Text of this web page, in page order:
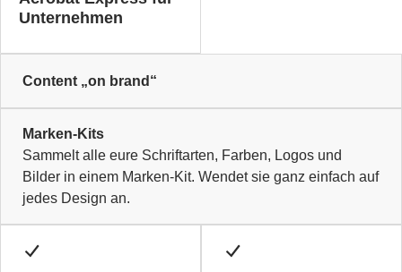
Unternehmen
Content „on brand“
Marken-Kits
Sammelt alle eure Schriftarten, Farben, Logos und
Bilder in einem Marken-Kit. Wendet sie ganz einfach auf
jedes Design an.